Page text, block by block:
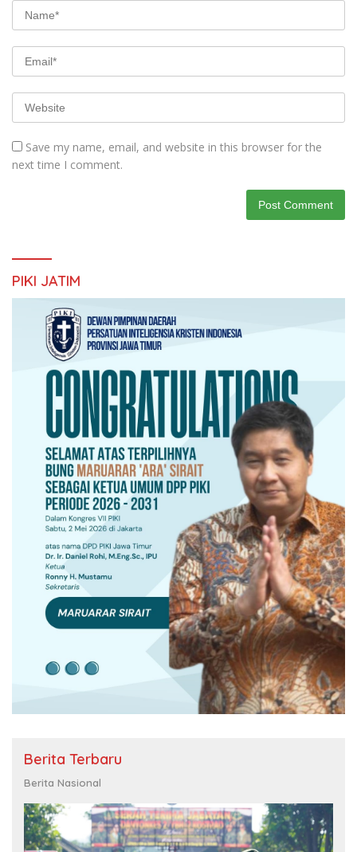
Save my name, email, and website in this browser for the
next time I comment.
PIKI JATIM
Berita Terbaru
Berita Nasional